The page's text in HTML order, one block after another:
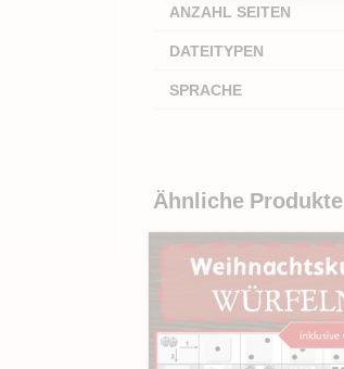
ANZAHL SEITEN
DATEITYPEN
SPRACHE
Ähnliche Produkte